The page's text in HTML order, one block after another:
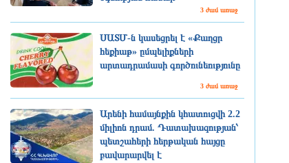
3 ժամ առաջ
ՍԱՏՄ-ն կասեցրել է «Քաղցր
հեքիաթ» ըմպելիքների
արտադրամասի գործունեությունը
3 ժամ առաջ
Արենի համայնքին կհատուցվի 2.2
միլիոն դրամ. Դատախազության՝
պետշահերի հերթական հայցը
բավարարվել է